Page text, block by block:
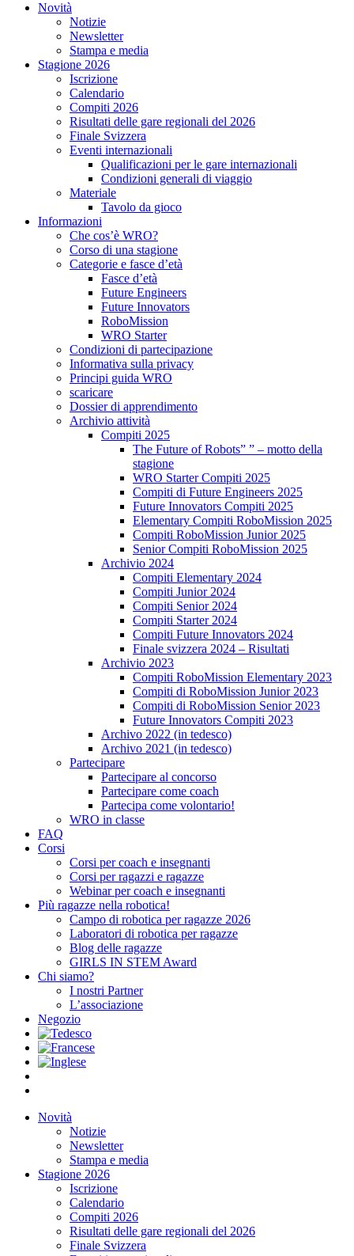
Novità
Notizie
Newsletter
Stampa e media
Stagione 2026
Iscrizione
Calendario
Compiti 2026
Risultati delle gare regionali del 2026
Finale Svizzera
Eventi internazionali
Qualificazioni per le gare internazionali
Condizioni generali di viaggio
Materiale
Tavolo da gioco
Informazioni
Che cos’è WRO?
Corso di una stagione
Categorie e fasce d’età
Fasce d’età
Future Engineers
Future Innovators
RoboMission
WRO Starter
Condizioni di partecipazione
Informativa sulla privacy
Principi guida WRO
scaricare
Dossier di apprendimento
Archivio attività
Compiti 2025
The Future of Robots” ” – motto della
stagione
WRO Starter Compiti 2025
Compiti di Future Engineers 2025
Future Innovators Compiti 2025
Elementary Compiti RoboMission 2025
Compiti RoboMission Junior 2025
Senior Compiti RoboMission 2025
Archivio 2024
Compiti Elementary 2024
Compiti Junior 2024
Compiti Senior 2024
Compiti Starter 2024
Compiti Future Innovators 2024
Finale svizzera 2024 – Risultati
Archivio 2023
Compiti RoboMission Elementary 2023
Compiti di RoboMission Junior 2023
Compiti di RoboMission Senior 2023
Future Innovators Compiti 2023
Archivo 2022 (in tedesco)
Archivo 2021 (in tedesco)
Partecipare
Partecipare al concorso
Partecipare come coach
Partecipa come volontario!
WRO in classe
FAQ
Corsi
Corsi per coach e insegnanti
Corsi per ragazzi e ragazze
Webinar per coach e insegnanti
Più ragazze nella robotica!
Campo di robotica per ragazze 2026
Laboratori di robotica per ragazze
Blog delle ragazze
GIRLS IN STEM Award
Chi siamo?
I nostri Partner
L’associazione
Negozio
Novità
Notizie
Newsletter
Stampa e media
Stagione 2026
Iscrizione
Calendario
Compiti 2026
Risultati delle gare regionali del 2026
Finale Svizzera